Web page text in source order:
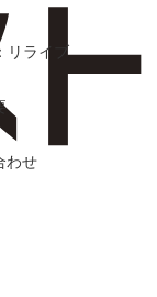
リライブ
わせ